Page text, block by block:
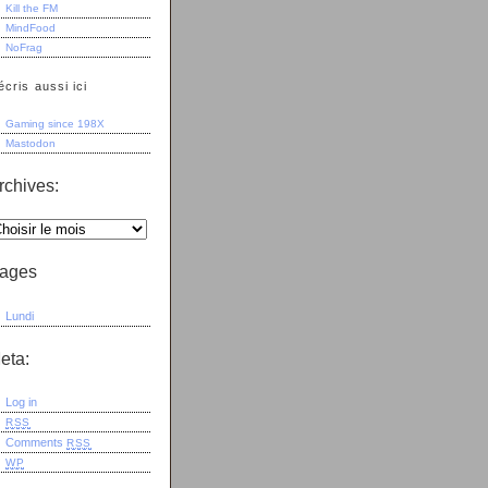
Kill the FM
MindFood
NoFrag
aussi ici
Gaming since 198X
Mastodon
Lundi
Log in
RSS
Comments RSS
WP